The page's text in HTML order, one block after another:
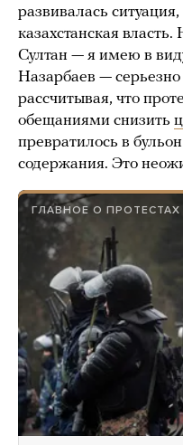
развивалась
казахстанская
Султан — я имею в
Назарбаев —
рассчитывая, что
обещаниями снизить
превратилось в
содержания. Это
ГЛАВНОЕ О ПРОТЕСТАХ